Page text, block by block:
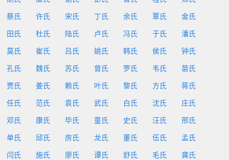
蔡氏 许氏 宋氏 丁氏 余氏 覃氏 金氏
田氏 杜氏 陆氏 卢氏 冯氏 于氏 潘氏
莫氏 崔氏 吕氏 姚氏 韩氏 侯氏 钟氏
孔氏 魏氏 苏氏 曾氏 罗氏 韦氏 苗氏
贾氏 姜氏 赖氏 叶氏 黎氏 方氏 蒋氏
任氏 范氏 袁氏 武氏 白氏 沈氏 庄氏
邓氏 康氏 毕氏 童氏 史氏 汪氏 邢氏
单氏 邱氏 房氏 龙氏 董氏 伍氏 孟氏
闫氏 施氏 廖氏 谭氏 舒氏 毛氏 龚氏